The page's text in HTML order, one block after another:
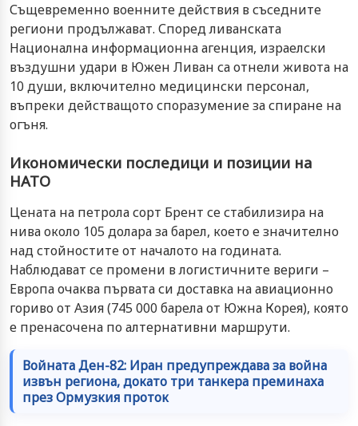
Същевременно военните действия в съседните
региони продължават. Според ливанската
Национална информационна агенция, израелски
въздушни удари в Южен Ливан са отнели живота на
10 души, включително медицински персонал,
въпреки действащото споразумение за спиране на
огъня.
Икономически последици и позиции на
НАТО
Цената на петрола сорт Брент се стабилизира на
нива около 105 долара за барел, което е значително
над стойностите от началото на годината.
Наблюдават се промени в логистичните вериги –
Европа очаква първата си доставка на авиационно
гориво от Азия (745 000 барела от Южна Корея), която
е пренасочена по алтернативни маршрути.
Войната Ден-82: Иран предупреждава за война
извън региона, докато три танкера преминаха
през Ормузкия проток